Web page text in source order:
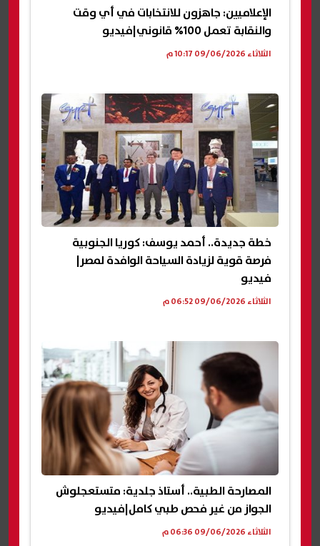
الإعلاميين: جاهزون للانتخابات في أي وقت
والنقابة تعمل 100% قانوني|فيديو
الثلاثاء 09/06/2026 10:17 م
خطة جديدة.. أحمد يوسف: كوريا الجنوبية
فرصة قوية لزيادة السياحة الوافدة لمصر|
فيديو
الثلاثاء 09/06/2026 06:52 م
المصارحة الطبية.. أستاذ جلدية: متستعجلوش
الجواز من غير فحص طبي كامل|فيديو
الثلاثاء 09/06/2026 06:36 م